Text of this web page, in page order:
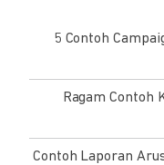
5 Contoh
Ragam Contoh
Contoh Laporan